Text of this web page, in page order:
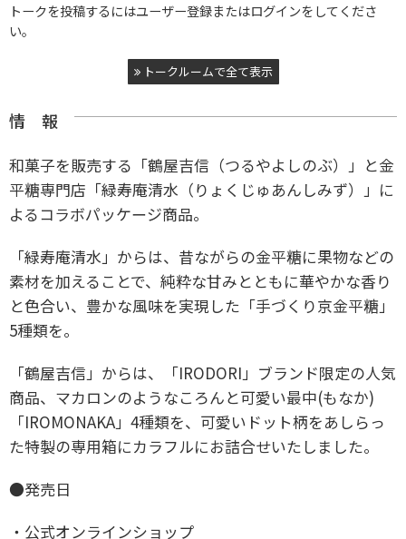
トークを投稿するにはユーザー登録またはログインをしてくださ
い。
トークルームで全て表示
情 報
和菓子を販売する「鶴屋吉信（つるやよしのぶ）」と金
平糖専門店「緑寿庵清水（りょくじゅあんしみず）」に
よるコラボパッケージ商品。
「緑寿庵清水」からは、昔ながらの金平糖に果物などの
素材を加えることで、純粋な甘みとともに華やかな香り
と色合い、豊かな風味を実現した「手づくり京金平糖」
5種類を。
「鶴屋吉信」からは、「IRODORI」ブランド限定の人気
商品、マカロンのようなころんと可愛い最中(もなか)
「IROMONAKA」4種類を、可愛いドット柄をあしらっ
た特製の専用箱にカラフルにお詰合せいたしました。
●発売日
・公式オンラインショップ